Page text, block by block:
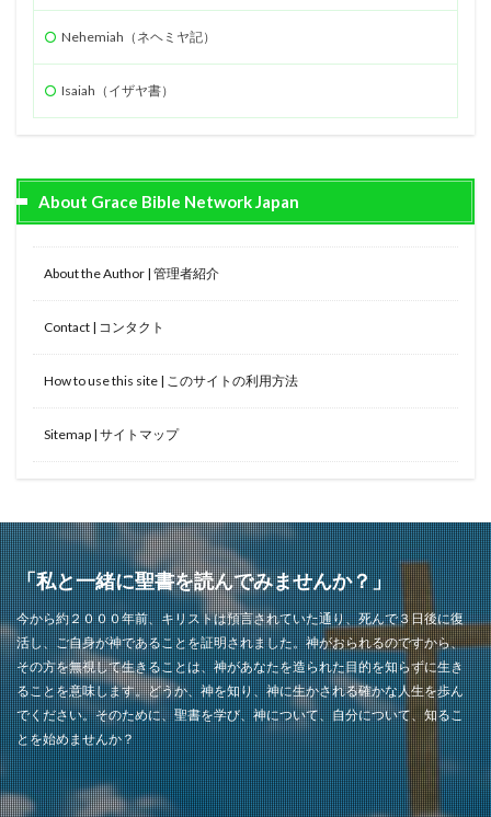
Nehemiah（ネヘミヤ記）
Isaiah（イザヤ書）
About Grace Bible Network Japan
About the Author | 管理者紹介
Contact | コンタクト
How to use this site | このサイトの利用方法
Sitemap | サイトマップ
「私と一緒に聖書を読んでみませんか？」
今から約２０００年前、キリストは預言されていた通り、死んで３日後に復
活し、ご自身が神であることを証明されました。神がおられるのですから、
その方を無視して生きることは、神があなたを造られた目的を知らずに生き
ることを意味します。どうか、神を知り、神に生かされる確かな人生を歩ん
でください。そのために、聖書を学び、神について、自分について、知るこ
とを始めませんか？